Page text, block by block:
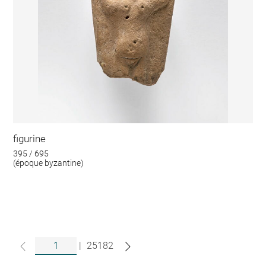
figurine
395 / 695
(époque byzantine)
| 25182